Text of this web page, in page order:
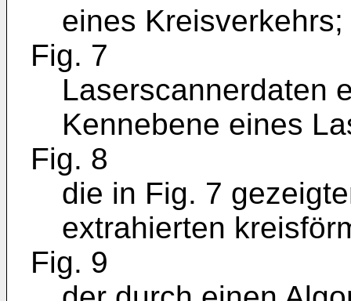
eines Kreisverkehrs;
Fig. 7
Laserscannerdaten
Kennebene eines
Fig. 8
die in Fig. 7
extrahierten
Fig. 9